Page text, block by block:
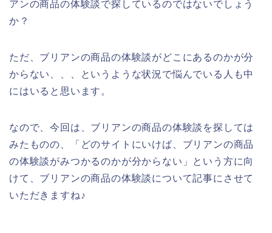
アンの商品の体験談で探しているのではないでしょう
か？
ただ、ブリアンの商品の体験談がどこにあるのかが分
からない、、、というような状況で悩んでいる人も中
にはいると思います。
なので、今回は、ブリアンの商品の体験談を探しては
みたものの、「どのサイトにいけば、ブリアンの商品
の体験談がみつかるのかが分からない」という方に向
けて、ブリアンの商品の体験談について記事にさせて
いただきますね♪